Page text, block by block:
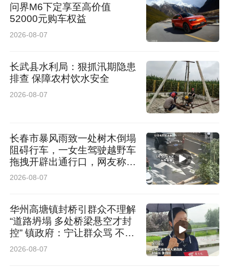
问界M6下定享至高价值
52000元购车权益
2026-08-07
长武县水利局：狠抓汛期隐患
排查 保障农村饮水安全
2026-08-07
长春市暴风雨致一处树木倒塌
阻碍行车，一女生驾驶越野车
拖拽开辟出通行口，网友称赞
女司机拖拽时放缆旗还慢速！
2026-08-07
华州高塘镇封桥引群众不理解
“道路坍塌 多处桥梁悬空才封
控” 镇政府：宁让群众骂 不让
群众哭
2026-08-07